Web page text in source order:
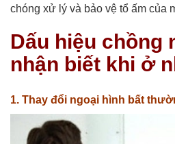
chóng xử lý và bảo vệ tổ ấm của
Dấu hiệu chồng
nhận biết khi ở
1. Thay đổi ngoại hình bất